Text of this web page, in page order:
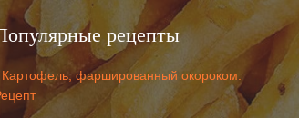
рецепты
Картофель, фаршированный окороком.